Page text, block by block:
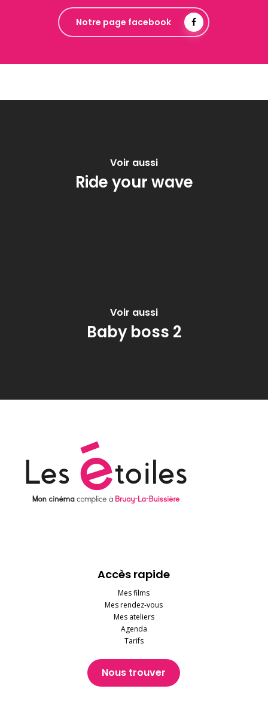
Notre page facebook
Voir aussi
Ride your wave
Voir aussi
Baby boss 2
Accès rapide
Mes films
Mes rendez-vous
Mes ateliers
Agenda
Tarifs
Nous trouver